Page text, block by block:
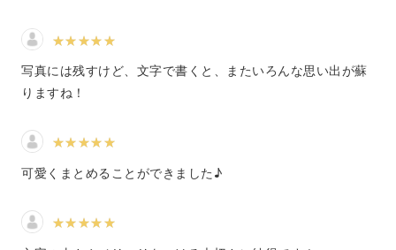
ックをご紹介します。
旅行好きさんはもちろん、大切な思い出を何かしらの形で
しっかり残しておきたいと感じている方は必見ですよ。
写真には残すけど、文字で書くと、またいろんな思い出が蘇
りますね！
可愛くまとめることができました♪